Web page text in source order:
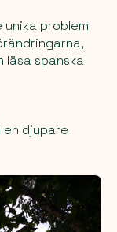
problem
läsa spanska
djupare